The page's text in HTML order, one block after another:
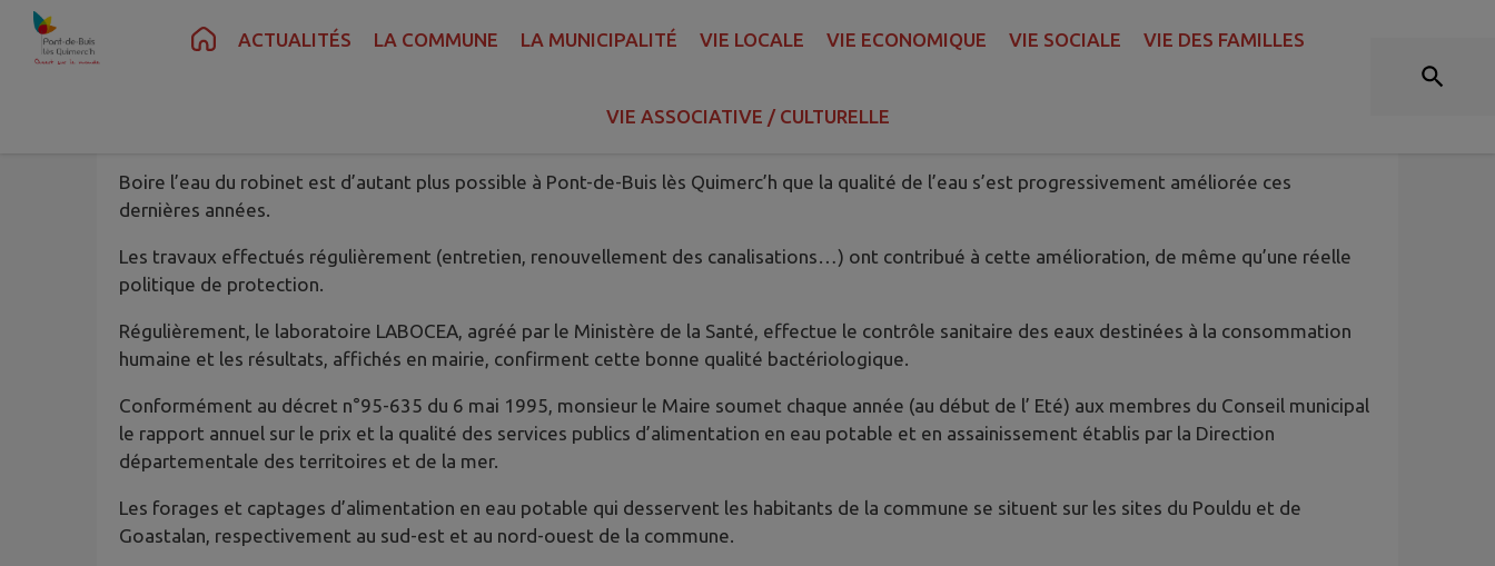
Contenu Recherche Pied de page
ACTUALITÉS LA COMMUNE LA MUNICIPALITÉ VIE LOCALE VIE ECONOMIQUE VIE SOCIALE VIE DES FAMILLES
VIE ASSOCIATIVE / CULTURELLE
ZONES DE CAPTAGE
Zones de captage : priorité à la qualité de l’eau
Boire l’eau du robinet est d’autant plus possible à Pont-de-Buis lès Quimerc’h que la qualité de l’eau s’est progressivement améliorée ces
dernières années.
Les travaux effectués régulièrement (entretien, renouvellement des canalisations…) ont contribué à cette amélioration, de même qu’une réelle
politique de protection.
Régulièrement, le laboratoire LABOCEA, agréé par le Ministère de la Santé, effectue le contrôle sanitaire des eaux destinées à la consommation
humaine et les résultats, affichés en mairie, confirment cette bonne qualité bactériologique.
Conformément au décret n°95-635 du 6 mai 1995, monsieur le Maire soumet chaque année (au début de l’ Eté) aux membres du Conseil municipal
le rapport annuel sur le prix et la qualité des services publics d’alimentation en eau potable et en assainissement établis par la Direction
départementale des territoires et de la mer.
Les forages et captages d’alimentation en eau potable qui desservent les habitants de la commune se situent sur les sites du Pouldu et de
Goastalan, respectivement au sud-est et au nord-ouest de la commune.